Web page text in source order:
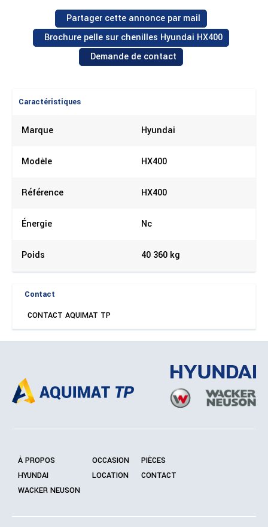
Demande de contact
Partager cette annonce par mail
Brochure pelle sur chenilles Hyundai HX400
Caractéristiques
Marque Hyundai
Modèle HX400
Référence HX400
Énergie Nc
Poids 40 360 kg
Contact
CONTACT AQUIMAT TP
À PROPOS
HYUNDAI
WACKER NEUSON
OCCASION
LOCATION
PIÈCES
CONTACT